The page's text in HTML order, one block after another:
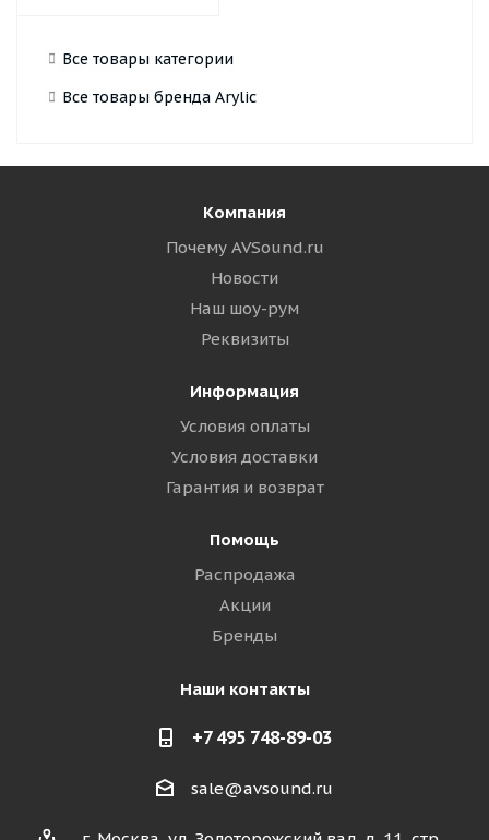
Все товары категории
Все товары бренда Arylic
Компания
Почему AVSound.ru
Новости
Наш шоу-рум
Реквизиты
Информация
Условия оплаты
Условия доставки
Гарантия и возврат
Помощь
Распродажа
Акции
Бренды
Наши контакты
+7 495 748-89-03
sale@avsound.ru